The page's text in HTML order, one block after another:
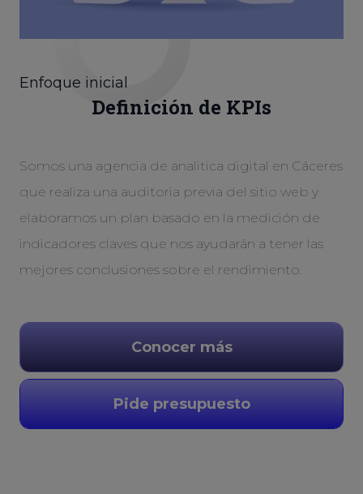
Enfoque inicial
Definición de KPIs
Somos una agencia de analitica digital en Cáceres
que realiza una auditoria previa del sitio web y
elaboramos un plan basado en la medición de
indicadores claves que nos ayudarán a tener las
mejores conclusiones sobre el rendimiento.
Conocer más
Pide presupuesto